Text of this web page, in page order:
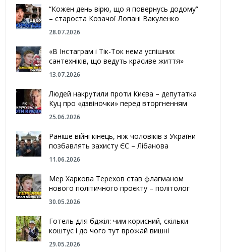
“Кожен день вірю, що я повернусь додому”
– староста Козачої Лопані Вакуленко
28.07.2026
«В Інстаграм і Тік-Ток нема успішних
сантехніків, що ведуть красиве життя»
13.07.2026
Людей накрутили проти Києва – депутатка
Куц про «дзвіночки» перед вторгненням
25.06.2026
Раніше війні кінець, ніж чоловіків з України
позбавлять захисту ЄС – Лібанова
11.06.2026
Мер Харкова Терехов став флагманом
нового політичного проєкту – політолог
30.05.2026
Готель для бджіл: чим корисний, скільки
коштує і до чого тут врожай вишні
29.05.2026